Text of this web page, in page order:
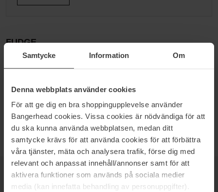
Samtycke Information Om
Denna webbplats använder cookies
För att ge dig en bra shoppingupplevelse använder
Bangerhead cookies. Vissa cookies är nödvändiga för att
du ska kunna använda webbplatsen, medan ditt
samtycke krävs för att använda cookies för att förbättra
våra tjänster, mäta och analysera trafik, förse dig med
relevant och anpassat innehåll/annonser samt för att
aktivera funktioner som används på sociala medier
media (kan innefatta behandling av personuppgifter).
FUDGE
Fudge is een premium merk haarverzorgingsproducten die
speciaal zijn aangepast aan jouw persoonlijke wensen.
en conditioners tot stylingsproducten die anders zijn dan anderen.
Bangerhead heeft de Fudge-producten die je styling naar een
nieuw niveau tillen!
NIEUWSBRIEF
WEES ALS EERSTE OP DE HOOGTE